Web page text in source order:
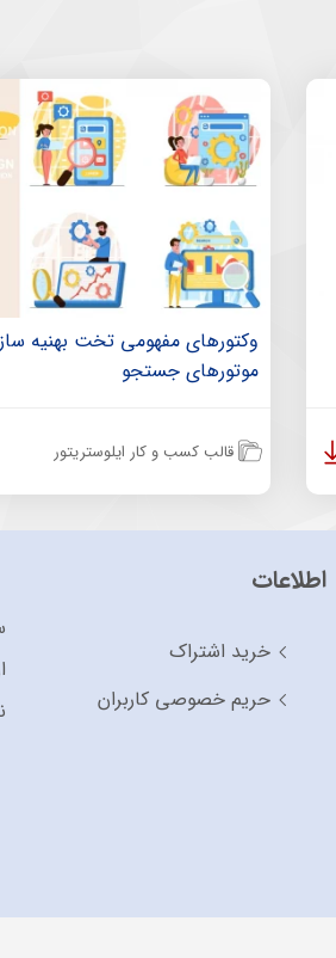
وکتورهای مفهومی تخت بهنیه
موتور‌های جستجو
قالب کسب و کار ایلوستریتور
اطلاعات
خرید اشتراک
حریم خصوصی کاربران